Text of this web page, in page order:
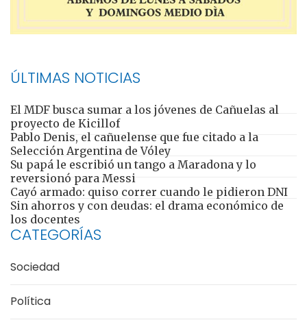
ÚLTIMAS NOTICIAS
El MDF busca sumar a los jóvenes de Cañuelas al
proyecto de Kicillof
Pablo Denis, el cañuelense que fue citado a la
Selección Argentina de Vóley
Su papá le escribió un tango a Maradona y lo
reversionó para Messi
Cayó armado: quiso correr cuando le pidieron DNI
Sin ahorros y con deudas: el drama económico de
los docentes
CATEGORÍAS
Sociedad
Política